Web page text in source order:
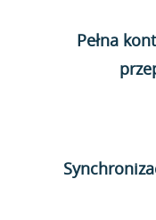
Pełna